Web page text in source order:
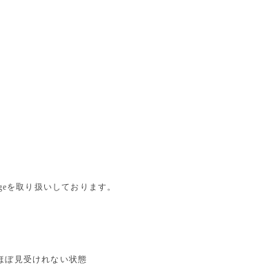
を取り扱いしております。
ぼ見受けれない状態